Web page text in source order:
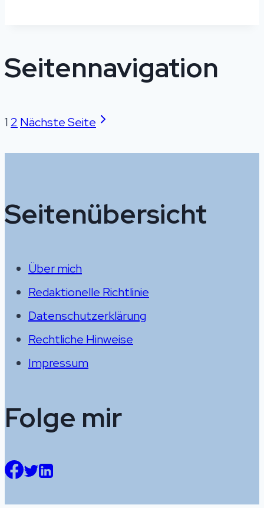
Seitennavigation
1 2 Nächste Seite
Seitenübersicht
Über mich
Redaktionelle Richtlinie
Datenschutzerklärung
Rechtliche Hinweise
Impressum
Folge mir